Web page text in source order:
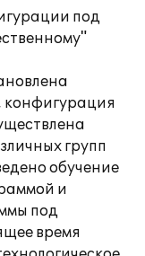
под
групп
обучение
и
под
время